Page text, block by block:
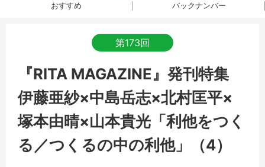
おすすめ バックナンバー
第173回
『RITA MAGAZINE』発刊特集
伊藤亜紗×中島岳志×北村匡平×
塚本由晴×山本貴光「利他をつく
る／つくるの中の利他」（4）